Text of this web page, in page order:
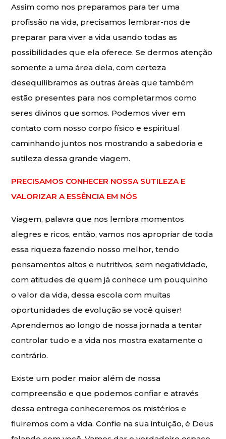
Assim como nos preparamos para ter uma
profissão na vida, precisamos lembrar-nos de
preparar para viver a vida usando todas as
possibilidades que ela oferece. Se dermos atenção
somente a uma área dela, com certeza
desequilibramos as outras áreas que também
estão presentes para nos completarmos como
seres divinos que somos. Podemos viver em
contato com nosso corpo físico e espiritual
caminhando juntos nos mostrando a sabedoria e
sutileza dessa grande viagem.
PRECISAMOS CONHECER NOSSA SUTILEZA E
VALORIZAR A ESSÊNCIA EM NÓS
Viagem, palavra que nos lembra momentos
alegres e ricos, então, vamos nos apropriar de toda
essa riqueza fazendo nosso melhor, tendo
pensamentos altos e nutritivos, sem negatividade,
com atitudes de quem já conhece um pouquinho
o valor da vida, dessa escola com muitas
oportunidades de evolução se você quiser!
Aprendemos ao longo de nossa jornada a tentar
controlar tudo e a vida nos mostra exatamente o
contrário.
Existe um poder maior além de nossa
compreensão e que podemos confiar e através
dessa entrega conheceremos os mistérios e
fluiremos com a vida. Confie na sua intuição, é Deus